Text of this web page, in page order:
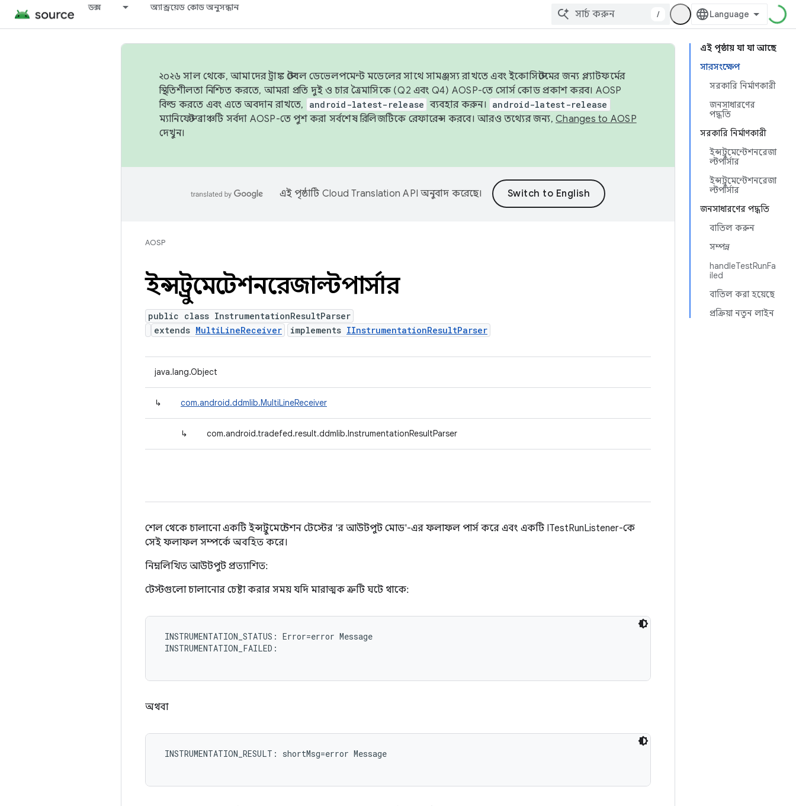
ডক্স অ্যান্ড্রয়েড কোড অনুসন্ধান
/
এই পৃষ্ঠায় যা যা আছে
সারসংক্ষেপ
সরকারি নির্মাণকারী
জনসাধারণের
পদ্ধতি
সরকারি নির্মাণকারী
ইন্সট্রুমেন্টেশনরেজা
ল্টপার্সার
ইন্সট্রুমেন্টেশনরেজা
ল্টপার্সার
জনসাধারণের পদ্ধতি
বাতিল করুন
সম্পন্ন
handleTestRunFa
iled
বাতিল করা হয়েছে
প্রক্রিয়া নতুন লাইন
২০২৬ সাল থেকে, আমাদের ট্রাঙ্ক স্টেবল ডেভেলপমেন্ট মডেলের সাথে সামঞ্জস্য রাখতে এবং ইকোসিস্টেমের জন্য প্ল্যাটফর্মের
স্থিতিশীলতা নিশ্চিত করতে, আমরা প্রতি দুই ও চার ত্রৈমাসিকে (Q2 এবং Q4) AOSP-তে সোর্স কোড প্রকাশ করব। AOSP
বিল্ড করতে এবং এতে অবদান রাখতে,
android-latest-release ব্যবহার করুন। android-latest-release
ম্যানিফেস্ট ব্রাঞ্চটি সর্বদা AOSP-তে পুশ করা সর্বশেষ রিলিজটিকে রেফারেন্স করবে। আরও তথ্যের জন্য, Changes to AOSP
দেখুন।
এই পৃষ্ঠাটি Cloud Translation API অনুবাদ করেছে।
AOSP
ইন্সট্রুমেন্টেশনরেজাল্টপার্সার
public class InstrumentationResultParser
extends MultiLineReceiver implements IInstrumentationResultParser
java.lang.Object
↳ com.android.ddmlib.MultiLineReceiver
↳ com.android.tradefed.result.ddmlib.InstrumentationResultParser
শেল থেকে চালানো একটি ইন্সট্রুমেন্টেশন টেস্টের 'র আউটপুট মোড'-এর ফলাফল পার্স করে এবং একটি ITestRunListener-কে
সেই ফলাফল সম্পর্কে অবহিত করে।
নিম্নলিখিত আউটপুট প্রত্যাশিত:
টেস্টগুলো চালানোর চেষ্টা করার সময় যদি মারাত্মক ত্রুটি ঘটে থাকে:
INSTRUMENTATION_STATUS: Error=error Message
INSTRUMENTATION_FAILED:
অথবা
INSTRUMENTATION_RESULT: shortMsg=error Message